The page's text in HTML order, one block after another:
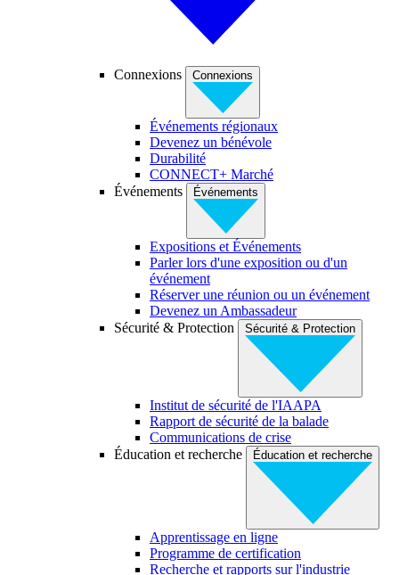
Connexions Connexions
Événements régionaux
Devenez un bénévole
Durabilité
CONNECT+ Marché
Événements
Événements
Expositions et Événements
Parler lors d'une exposition ou d'un
événement
Réserver une réunion ou un événement
Devenez un Ambassadeur
Sécurité & Protection
Sécurité & Protection
Institut de sécurité de l'IAAPA
Rapport de sécurité de la balade
Communications de crise
Éducation et recherche
Éducation et recherche
Apprentissage en ligne
Programme de certification
Recherche et rapports sur l'industrie